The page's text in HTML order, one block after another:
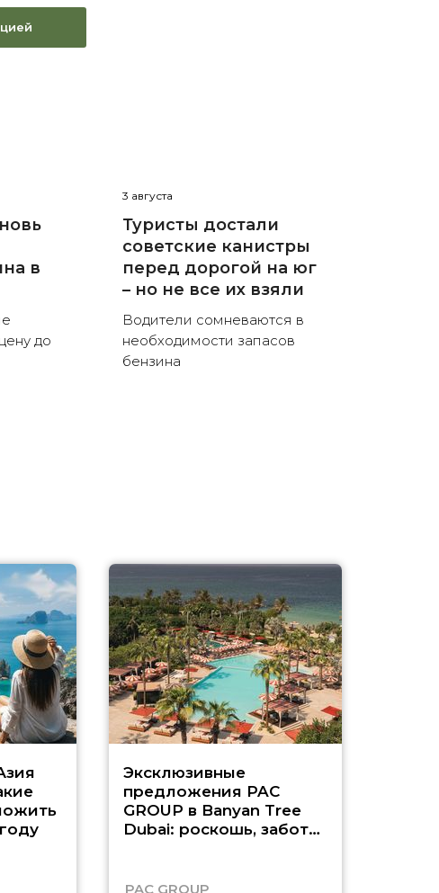
в
до
3 августа
Туристы достали
советские канистры
перед дорогой на юг
– но не все их взяли
Водители сомневаются в
необходимости запасов
бензина
Эксклюзивные
предложения PAC
GROUP в Banyan Tree
Dubai: роскошь, забота
PAC GROUP